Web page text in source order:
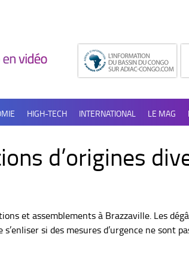
HIGH-TECH INTERNATIONAL LE MAG
d’origines
et assemblements à Brazzaville. Les
si des mesures d’urgence ne sont